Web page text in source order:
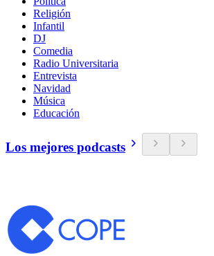
Religión
Infantil
DJ
Comedia
Radio Universitaria
Entrevista
Navidad
Música
Educación
Los mejores podcasts